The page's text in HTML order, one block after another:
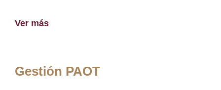
Ver más
Gestión PAOT